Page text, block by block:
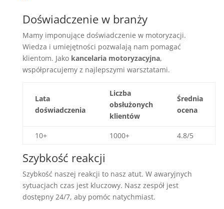
Doświadczenie w branży
Mamy imponujące doświadczenie w motoryzacji.
Wiedza i umiejętności pozwalają nam pomagać
klientom. Jako kancelaria motoryzacyjna,
współpracujemy z najlepszymi warsztatami.
Lata
doświadczenia
Liczba
obsłużonych
klientów
Średnia
ocena
10+ 1000+ 4.8/5
Szybkość reakcji
Szybkość naszej reakcji to nasz atut. W awaryjnych
sytuacjach czas jest kluczowy. Nasz zespół jest
dostępny 24/7, aby pomóc natychmiast.